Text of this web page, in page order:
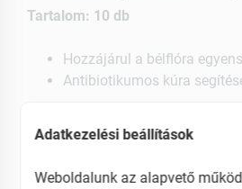
Tartalom: 10 db
Hozzájárul a bélflóra
Antibiotikumos kúra
Adatkezelési beállítások
Weboldalunk az alapvető